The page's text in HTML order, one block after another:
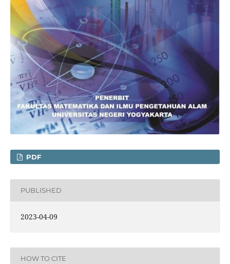
PDF
PUBLISHED
2023-04-09
HOW TO CITE